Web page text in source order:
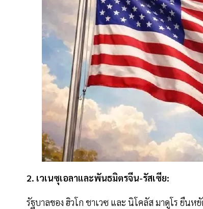
2. เวเนซุเอลาและพันธมิตรจีน-รัสเซีย:
รัฐบาลของ ฮิวโก ชาเวซ และ นิโคลัส มาดูโร ยืน